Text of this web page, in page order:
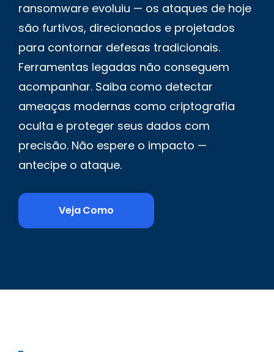
ransomware evoluiu — os ataques de hoje
são furtivos, direcionados e projetados
para contornar defesas tradicionais.
Ferramentas legadas não conseguem
acompanhar. Saiba como detectar
ameaças modernas como criptografia
oculta e proteger seus dados com
precisão. Não espere o impacto —
antecipe o ataque.
Veja Como